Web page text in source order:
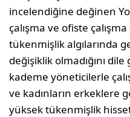
incelendiğine değinen
çalışma ve ofiste
tükenmişlik algılarında
değişiklik olmadığını
kademe yöneticilerle
ve kadınların erkeklere
yüksek tükenmişlik